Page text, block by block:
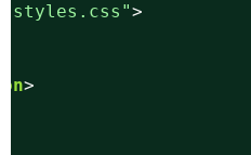
"styles.css">
>